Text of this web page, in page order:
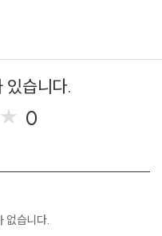
있습니다.
★
★ 0
없습니다.